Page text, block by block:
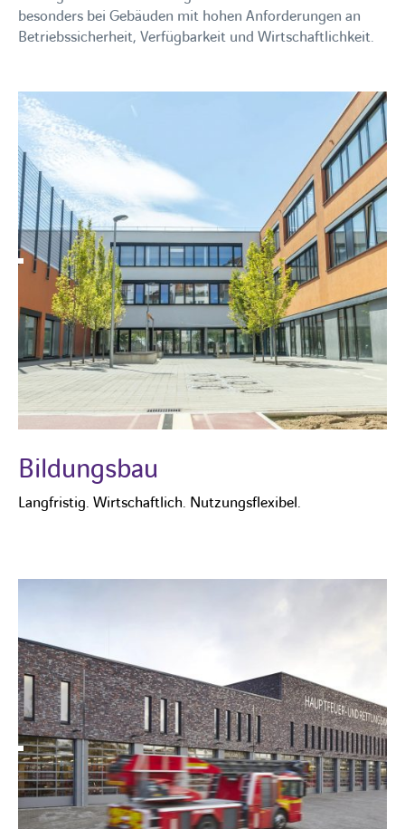
besonders bei Gebäuden mit hohen Anforderungen an
Betriebssicherheit, Verfügbarkeit und Wirtschaftlichkeit.
Bildungsbau
Langfristig. Wirtschaftlich. Nutzungsflexibel.